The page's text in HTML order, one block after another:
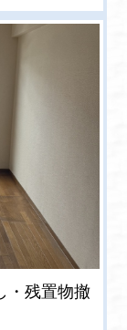
・残置物撤